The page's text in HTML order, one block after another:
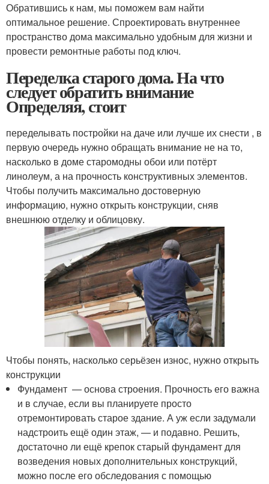
Обратившись к нам, мы поможем вам найти
оптимальное решение. Спроектировать внутреннее
пространство дома максимально удобным для жизни и
провести ремонтные работы под ключ.
Переделка старого дома. На что
следует обратить внимание
Определяя, стоит
переделывать постройки на даче или лучше их снести , в
первую очередь нужно обращать внимание не на то,
насколько в доме старомодны обои или потёрт
линолеум, а на прочность конструктивных элементов.
Чтобы получить максимально достоверную
информацию, нужно открыть конструкции, сняв
внешнюю отделку и облицовку.
Чтобы понять, насколько серьёзен износ, нужно открыть
конструкции
Фундамент — основа строения. Прочность его важна
и в случае, если вы планируете просто
отремонтировать старое здание. А уж если задумали
надстроить ещё один этаж, — и подавно. Решить,
достаточно ли ещё крепок старый фундамент для
возведения новых дополнительных конструкций,
можно после его обследования с помощью